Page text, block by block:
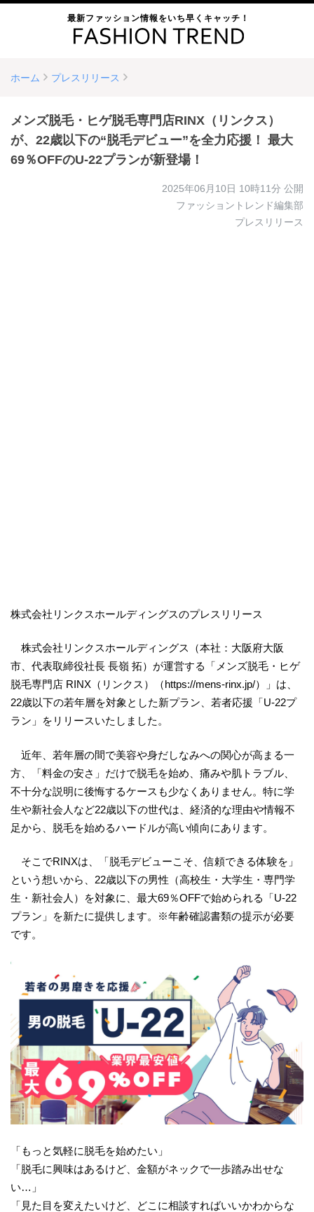
最新ファッション情報をいち早くキャッチ！
ホーム プレスリリース
メンズ脱毛・ヒゲ脱毛専門店RINX（リンクス）
が、22歳以下の“脱毛デビュー”を全力応援！ 最大
69％OFFのU-22プランが新登場！
2025年06月10日 10時11分 公開
ファッショントレンド編集部
プレスリリース
株式会社リンクスホールディングスのプレスリリース
株式会社リンクスホールディングス（本社：大阪府大阪
市、代表取締役社長 長嶺 拓）が運営する「メンズ脱毛・ヒゲ
脱毛専門店 RINX（リンクス）（https://mens-rinx.jp/）」は、
22歳以下の若年層を対象とした新プラン、若者応援「U-22プ
ラン」をリリースいたしました。
近年、若年層の間で美容や身だしなみへの関心が高まる一
方、「料金の安さ」だけで脱毛を始め、痛みや肌トラブル、
不十分な説明に後悔するケースも少なくありません。特に学
生や新社会人など22歳以下の世代は、経済的な理由や情報不
足から、脱毛を始めるハードルが高い傾向にあります。
そこでRINXは、「脱毛デビューこそ、信頼できる体験を」
という想いから、22歳以下の男性（高校生・大学生・専門学
生・新社会人）を対象に、最大69％OFFで始められる「U-22
プラン」を新たに提供します。※年齢確認書類の提示が必要
です。
「もっと気軽に脱毛を始めたい」
「脱毛に興味はあるけど、金額がネックで一歩踏み出せな
い…」
「見た目を変えたいけど、どこに相談すればいいかわからな